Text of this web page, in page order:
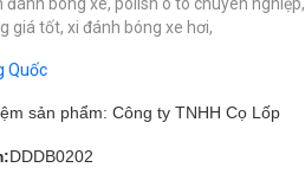
giá tốt, xi đánh bóng xe hơi,
Quốc
sản phẩm: Công ty TNHH Cọ Lốp
DDDB0202